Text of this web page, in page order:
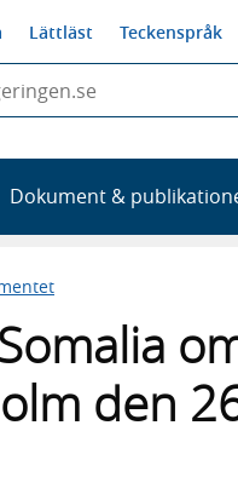
Lättläst Teckenspråk
Dokument &
den